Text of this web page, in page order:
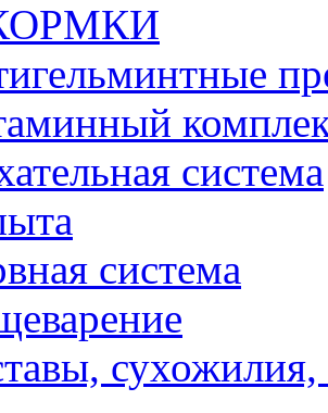
система
система
сухожилия,